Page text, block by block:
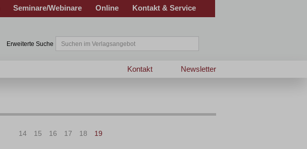
Seminare/Webinare Online Kontakt & Service
Erweiterte Suche
Newsletter
Kontakt
14 15 16 17 18 19